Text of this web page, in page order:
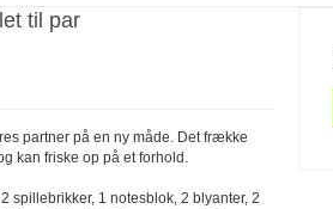
til par
partner på en ny måde. Det frække
kan friske op på et forhold.
spillebrikker, 1 notesblok, 2 blyanter, 2